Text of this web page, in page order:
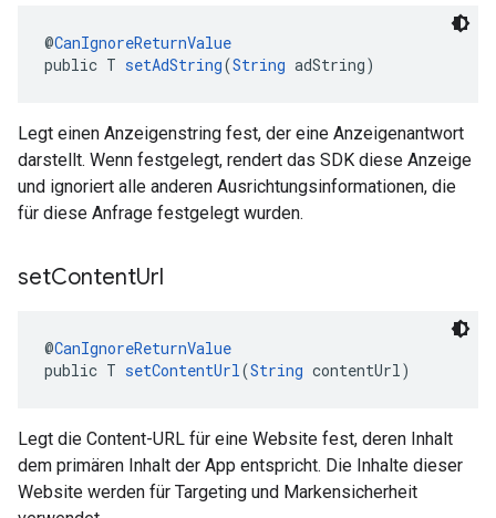
@CanIgnoreReturnValue
public T setAdString(String adString)
Legt einen Anzeigenstring fest, der eine Anzeigenantwort
darstellt. Wenn festgelegt, rendert das SDK diese Anzeige
und ignoriert alle anderen Ausrichtungsinformationen, die
für diese Anfrage festgelegt wurden.
setContentUrl
@CanIgnoreReturnValue
public T setContentUrl(String contentUrl)
Legt die Content-URL für eine Website fest, deren Inhalt
dem primären Inhalt der App entspricht. Die Inhalte dieser
Website werden für Targeting und Markensicherheit